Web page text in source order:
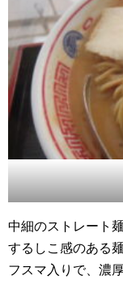
中細のストレート
するしこ感のある
フスマ入りで、濃